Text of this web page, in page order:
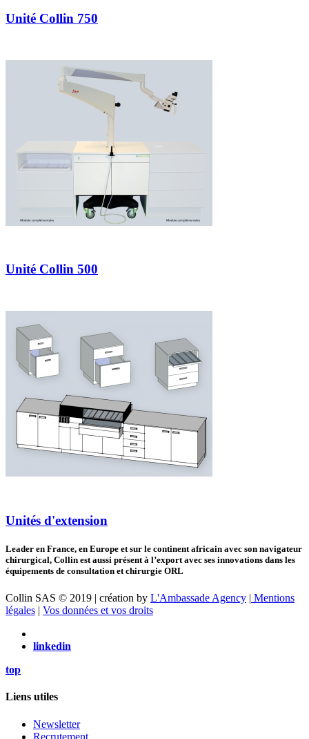
Unité Collin 750
Unité Collin 500
Unités d'extension
Leader en France, en Europe et sur le continent africain avec son navigateur
chirurgical, Collin est aussi présent à l’export avec ses innovations dans les
équipements de consultation et chirurgie ORL
Collin SAS © 2019 | création by L'Ambassade Agency | Mentions
légales | Vos données et vos droits
linkedin
top
Liens utiles
Newsletter
Recrutement